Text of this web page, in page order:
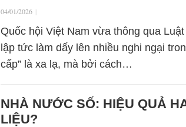
04/01/2026 |
Quốc hội Việt Nam vừa thông qua
lập tức làm dấy lên nhiều nghi ngại
cấp” là xa lạ, mà bởi cách…
NHÀ NƯỚC SỐ: HIỆU QUẢ
LIỆU?